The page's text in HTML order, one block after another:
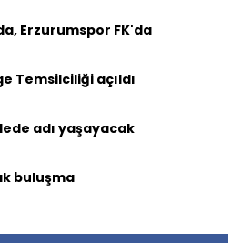
Erzurumspor FK'da
Temsilciliği açıldı
adı yaşayacak
buluşma